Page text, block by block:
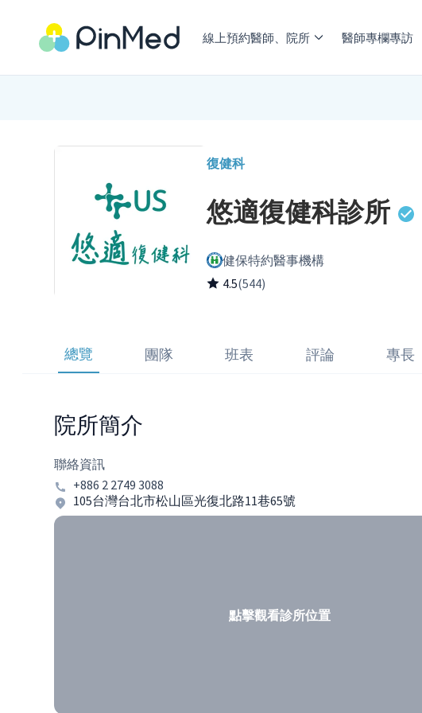
線上預約醫師、院所 醫師專欄專訪
復健科
悠適復健科診所
健保特約醫事機構
4.5(544)
總覽 團隊 班表 評論 專長
院所簡介
聯絡資訊
+886 2 2749 3088
105台灣台北市松山區光復北路11巷65號
點擊觀看診所位置